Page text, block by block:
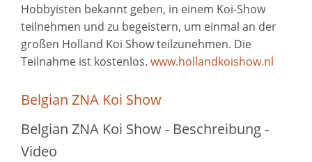
Hobbyisten bekannt geben, in einem Koi-Show
teilnehmen und zu begeistern, um einmal an der
großen Holland Koi Show teilzunehmen. Die
Teilnahme ist kostenlos. www.hollandkoishow.nl
Belgian ZNA Koi Show
Belgian ZNA Koi Show - Beschreibung -
Video